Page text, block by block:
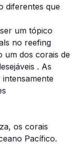
diferentes que
um tópico
no reefing
um dos corais de
​. As
os corais
Pacífico.